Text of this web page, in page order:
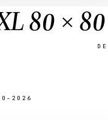
80 × 80
2026